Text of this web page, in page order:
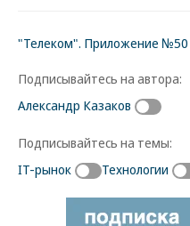
"Телеком". Приложение №50
Подписывайтесь на автора:
Александр Казаков
Подписывайтесь на темы:
IT-рынок
Технологии